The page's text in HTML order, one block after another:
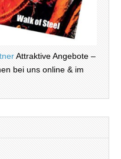
Attraktive Angebote –
bei uns online & im